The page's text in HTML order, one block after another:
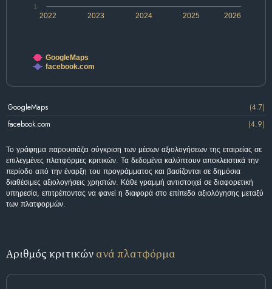
2022 2024 2026
2023 2025
1
GoogleMaps
facebook.com
GoogleMaps
(4.7)
facebook.com
(4.9)
Το γράφημα παρουσιάζει σύγκριση των μέσων αξιολογήσεων της εταιρείας σε
επιλεγμένες πλατφόρμες κριτικών. Τα δεδομένα καλύπτουν αποκλειστικά την
περίοδο από την έναρξη του προγράμματος και βασίζονται σε δημόσια
διαθέσιμες αξιολογήσεις χρηστών. Κάθε γραμμή αντιστοιχεί σε διαφορετική
υπηρεσία, επιτρέποντας να φανεί η διαφορά στο επίπεδο αξιολόγησης μεταξύ
των πλατφορμών.
Αριθμός κριτικών ανά πλατφόρμα